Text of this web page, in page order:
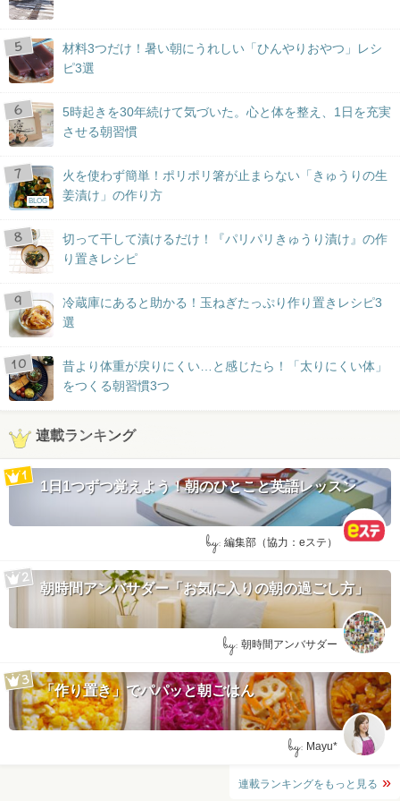
材料3つだけ！暑い朝にうれしい「ひんやりおやつ」レシ
ピ3選
5時起きを30年続けて気づいた。心と体を整え、1日を充実
させる朝習慣
BLOG
火を使わず簡単！ポリポリ箸が止まらない「きゅうりの生
姜漬け」の作り方
切って干して漬けるだけ！『パリパリきゅうり漬け』の作
り置きレシピ
冷蔵庫にあると助かる！玉ねぎたっぷり作り置きレシピ3
選
昔より体重が戻りにくい…と感じたら！「太りにくい体」
をつくる朝習慣3つ
連載ランキング
1日1つずつ覚えよう！朝のひとこと英語レッスン
by: 編集部（協力：eステ）
朝時間アンバサダー「お気に入りの朝の過ごし方」
by: 朝時間アンバサダー
「作り置き」でパパッと朝ごはん
by: Mayu*
連載ランキングをもっと見る